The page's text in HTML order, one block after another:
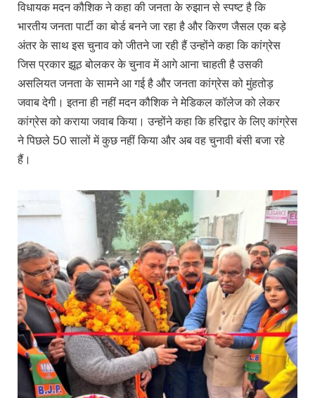
विधायक मदन कौशिक ने कहा की जनता के रुझान से स्पष्ट है कि
भारतीय जनता पार्टी का बोर्ड बनने जा रहा है और किरण जैसल एक बड़े
अंतर के साथ इस चुनाव को जीतने जा रही हैं उन्होंने कहा कि कांग्रेस
जिस प्रकार झूठ बोलकर के चुनाव में आगे आना चाहती है उसकी
असलियत जनता के सामने आ गई है और जनता कांग्रेस को मुंहतोड़
जवाब देगी। इतना ही नहीं मदन कौशिक ने मेडिकल कॉलेज को लेकर
कांग्रेस को कराया जवाब किया। उन्होंने कहा कि हरिद्वार के लिए कांग्रेस
ने पिछले 50 सालों में कुछ नहीं किया और अब वह चुनावी बंसी बजा रहे
हैं।